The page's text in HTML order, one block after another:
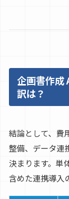
企画書作成
訳は？
結論として、費
整備、データ連
決まります。単
含めた連携導入